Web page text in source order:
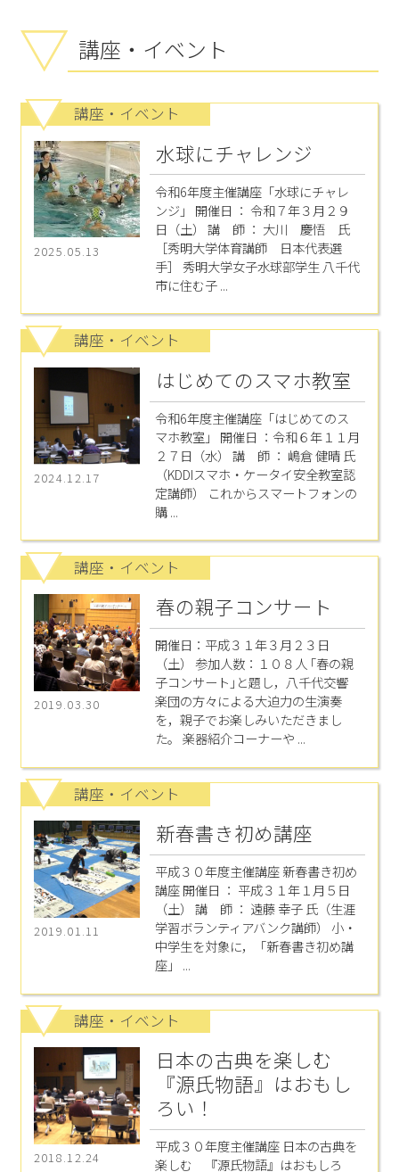
講座・イベント
講座・イベント
2025.05.13
水球にチャレンジ
令和6年度主催講座「水球にチャレ
ンジ」 開催日 ： 令和７年３月２９
日（土） 講 師 ： 大川 慶悟 氏
［秀明大学体育講師 日本代表選
手］ 秀明大学女子水球部学生 八千代
市に住む子 ...
講座・イベント
2024.12.17
はじめてのスマホ教室
令和6年度主催講座「はじめてのス
マホ教室」 開催日 ：令和６年１１月
２７日（水） 講 師 ： 嶋倉 健晴 氏
（KDDIスマホ・ケータイ安全教室認
定講師） これからスマートフォンの
購 ...
講座・イベント
2019.03.30
春の親子コンサート
開催日：平成３１年３月２３日
（土） 参加人数：１０８人 ｢春の親
子コンサート｣と題し，八千代交響
楽団の方々による大迫力の生演奏
を，親子でお楽しみいただきまし
た。 楽器紹介コーナーや ...
講座・イベント
2019.01.11
新春書き初め講座
平成３０年度主催講座 新春書き初め
講座 開催日 ： 平成３１年１月５日
（土） 講 師 ： 遠藤 幸子 氏（生涯
学習ボランティアバンク講師） 小・
中学生を対象に，「新春書き初め講
座」 ...
講座・イベント
2018.12.24
日本の古典を楽しむ
『源氏物語』はおもし
ろい！
平成３０年度主催講座 日本の古典を
楽しむ 『源氏物語』はおもしろ